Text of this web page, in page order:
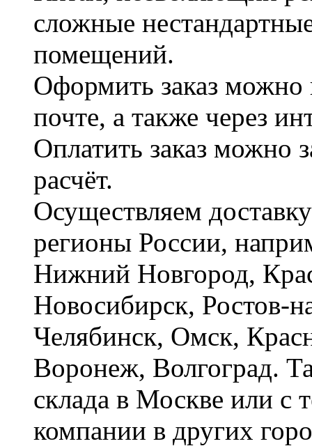
сложные
помещений.
Оформить заказ можно
почте, а также через
Оплатить заказ можно
расчёт.
Осуществляем
регионы России,
Нижний Новгород,
Новосибирск, Ростов-
Челябинск, Омск,
Воронеж, Волгоград.
склада в Москве или с
компании в других